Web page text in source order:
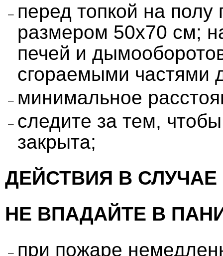
перед топкой на полу
размером 50x70 см;
печей и
сгораемыми частями
минимальное
следите за тем,
закрыта;
ДЕЙСТВИЯ В
НЕ ВПАДАЙТЕ В
при пожаре